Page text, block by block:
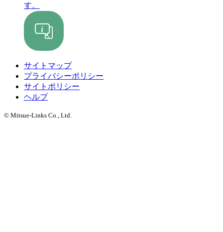
す。
サイトマップ
プライバシーポリシー
サイトポリシー
ヘルプ
© Mitsue-Links Co., Ltd.